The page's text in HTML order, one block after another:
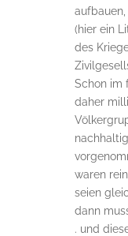
(hier ein
des
Schon im
daher
waren
seien
dann
. und